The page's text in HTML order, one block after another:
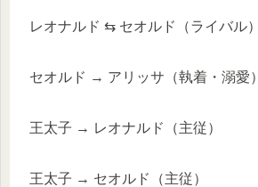
レオナルド ⇆ セオルド（ライバル）
セオルド → アリッサ（執着・溺愛）
王太子 → レオナルド（主従）
王太子 → セオルド（主従）